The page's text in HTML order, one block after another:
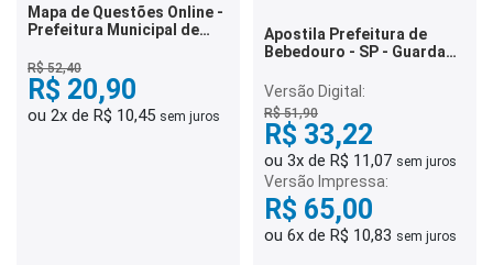
Mapa de Questões Online -
Prefeitura Municipal de
Civil Municipal - 5 Mil
Questões
R$ 52,40
R$ 20,90
ou 2x de R$ 10,45 sem juros
Apostila Prefeitura de
Bebedouro - SP - Guarda
Feminino)
Versão Digital:
R$ 51,90
R$ 33,22
ou 3x de R$ 11,07 sem juros
Versão Impressa:
R$ 65,00
ou 6x de R$ 10,83 sem juros